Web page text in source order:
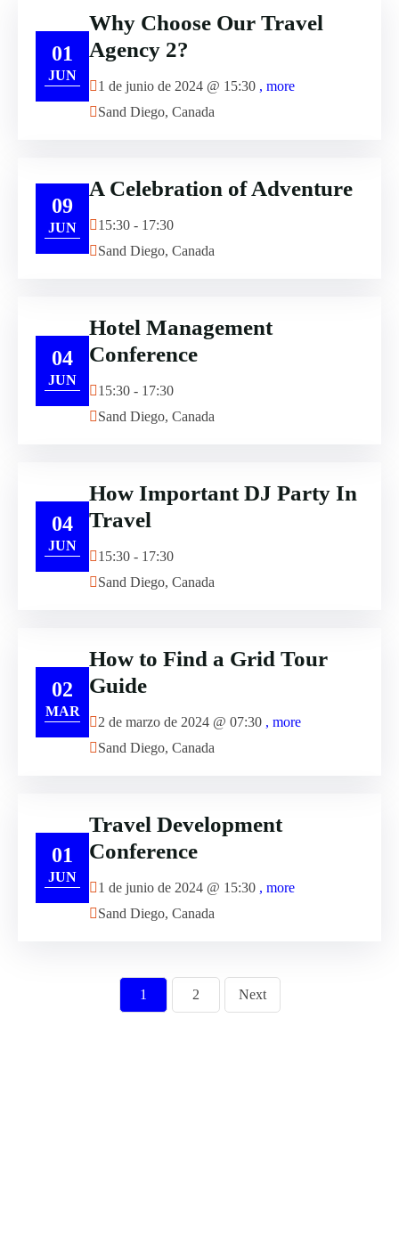
01
JUN
Why Choose Our Travel
Agency 2?
1 de junio de 2024 @ 15:30 , more
Sand Diego, Canada
09
JUN
A Celebration of Adventure
15:30 - 17:30
Sand Diego, Canada
04
JUN
Hotel Management
Conference
15:30 - 17:30
Sand Diego, Canada
04
JUN
How Important DJ Party In
Travel
15:30 - 17:30
Sand Diego, Canada
02
MAR
How to Find a Grid Tour
Guide
2 de marzo de 2024 @ 07:30 , more
Sand Diego, Canada
01
JUN
Travel Development
Conference
1 de junio de 2024 @ 15:30 , more
Sand Diego, Canada
1 2 Next